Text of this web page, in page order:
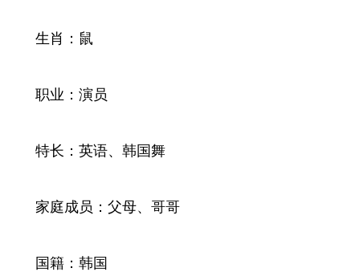
生肖：鼠
职业：演员
特长：英语、韩国舞
家庭成员：父母、哥哥
国籍：韩国